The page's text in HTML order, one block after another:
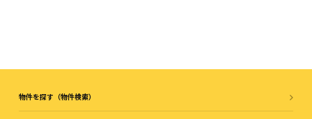
物件を探す（物件検索）